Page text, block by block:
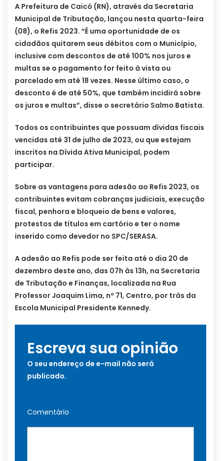
A Prefeitura de Caicó (RN), através da Secretaria
Municipal de Tributação, lançou nesta quarta-feira
(08), o Refis 2023. “É uma oportunidade de os
cidadãos quitarem seus débitos com o Município,
inclusive com descontos de até 100% nos juros e
multas se o pagamento for feito à vista ou
parcelado em até 18 vezes. Nesse último caso, o
desconto é de até 50%, que também incidirá sobre
os juros e multas”, disse o secretário Salmo Batista.
Todos os contribuintes que possuam dívidas fiscais
vencidas até 31 de julho de 2023, ou que estejam
inscritos na Dívida Ativa Municipal, podem
participar.
Sobre as vantagens para adesão ao Refis 2023, os
contribuintes evitam cobranças judiciais, execução
fiscal, penhora e bloqueio de bens e valores,
protestos de títulos em cartório e ter o nome
inserido como devedor no SPC/SERASA.
A adesão ao Refis pode ser feita até o dia 20 de
dezembro deste ano, das 07h às 13h, na Secretaria
de Tributação e Finanças, localizada na Rua
Professor Joaquim Lima, nº 71, Centro, por trás da
Escola Municipal Presidente Kennedy.
Escreva sua opinião
O seu endereço de e-mail não será
publicado.
Comentário